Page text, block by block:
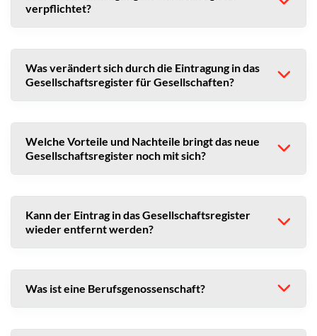
verpflichtet?
Was verändert sich durch die Eintragung in das
Gesellschaftsregister für Gesellschaften?
Welche Vorteile und Nachteile bringt das neue
Gesellschaftsregister noch mit sich?
Kann der Eintrag in das Gesellschaftsregister
wieder entfernt werden?
Was ist eine Berufsgenossenschaft?